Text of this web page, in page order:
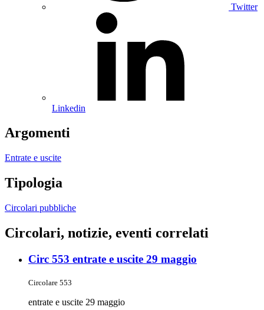
Twitter
Linkedin
Argomenti
Entrate e uscite
Tipologia
Circolari pubbliche
Circolari, notizie, eventi correlati
Circ 553 entrate e uscite 29 maggio
Circolare 553
entrate e uscite 29 maggio